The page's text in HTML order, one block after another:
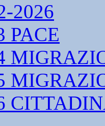
2026
PACE